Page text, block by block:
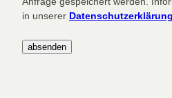
in unserer Datenschutzerklärung
absenden